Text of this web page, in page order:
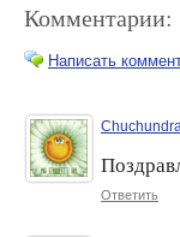
Поздравляем с
вместе с брендом
la collecte.
Комментарии:
Написать
Ответить